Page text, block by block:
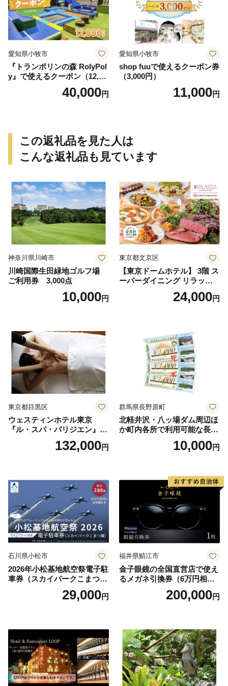
愛知県小牧市
『トランポリンの森 RolyPol
y』で使えるクーポン（12,00
40,000円
愛知県小牧市
shop fuuで使えるクーポン券
（3,000円）
11,000円
この返礼品を見た人は
こんな返礼品も見ています
神奈川県川崎市
川崎国際生田緑地ゴルフ場
ご利用券 3,000点
10,000円
東京都文京区
【東京ドームホテル】 3階 ス
ーパーダイニング リラッサ
ランチブッフェ お食事券 大
人1名様分 関東 東京 ご利用
24,000円
東京都目黒区
ウェスティンホテル東京
『ル・スパ・パリジエン』選
べるボディセラピー90分/1名
132,000円
群馬県長野原町
北軽井沢・八ッ場ダム周辺ほ
か町内各所で利用可能な長野
原町ふるさと感謝券（3,000
円分）【トラベル 観光 旅行
10,000円
石川県小松市
2026年小松基地航空祭電子駐
車券（スカイパークこまつ
翼） 駐車場 シャトルバスの
りばすぐ 石川県 小松市
29,000円
福井県鯖江市
金子眼鏡の全国直営店で使え
るメガネ引換券（6万円相
当） Platinum200,000円